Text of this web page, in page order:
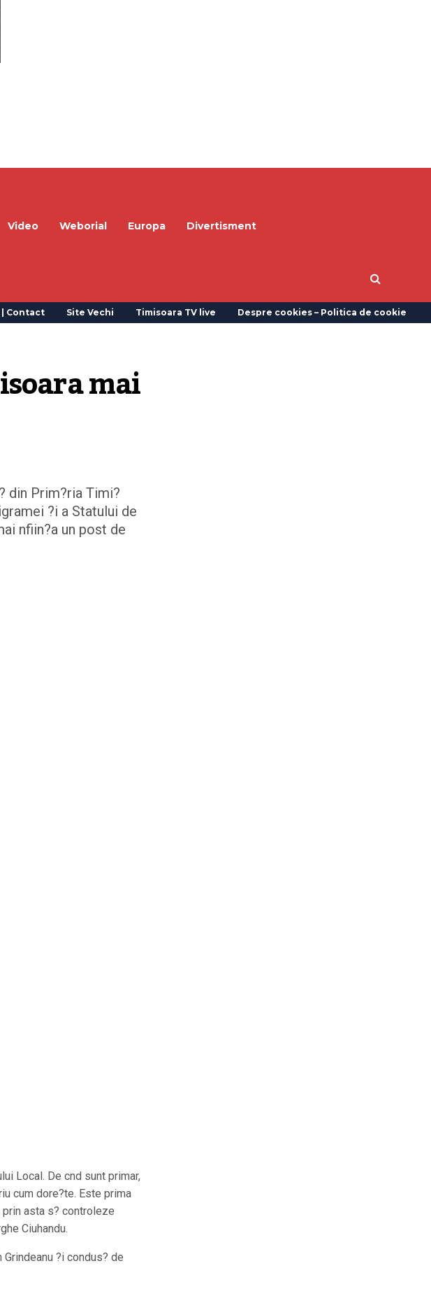
Video Weborial Europa
Divertisment
Contact Site Vechi Timisoara TV live Despre cookies – Politica de cookie
mai
din Prim?ria Timi?
?i a Statului de
nfiin?a un post de
Local. De cnd sunt primar,
cum dore?te. Este prima
asta s? controleze
Ciuhandu.
?i condus? de